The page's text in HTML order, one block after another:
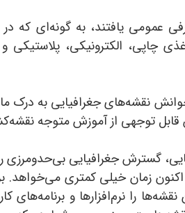
عمومی یافتند، به گونه‌ای که
چاپی، الکترونیکی، پلاستیکی
نقشه‌های جغرافیایی به درک
قابل توجهی از آموزش متوجه
گسترش جغرافیایی
زمان خیلی کمتری می‌خواهد.
را نرم‌افزارها و